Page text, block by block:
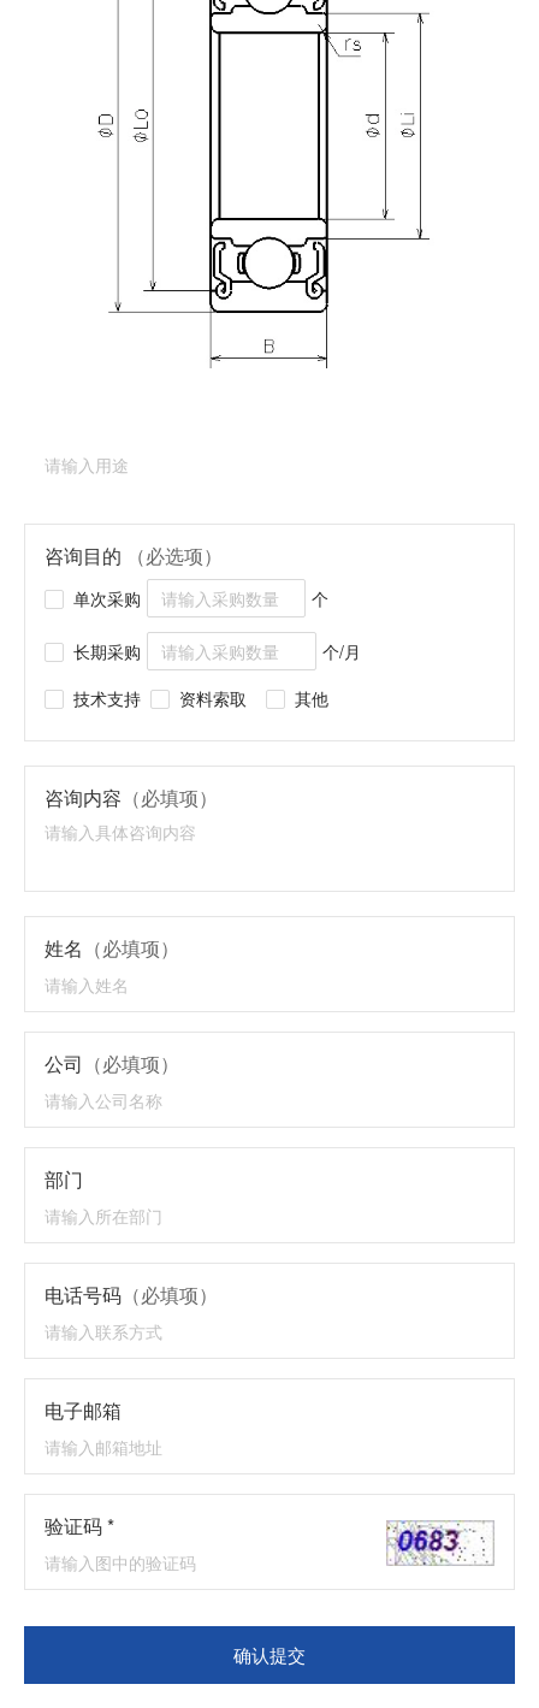
DDR-1980DD的详细信息？
请填写表格，与美蓓亚三美的产品专家取得联系。
深沟球轴承（基本型）产品型号：
咨询目的 （必选项）
单次采购 个
长期采购
个/月
技术支持
资料索取 其他
咨询内容 （必填项）
姓名 （必填项）
公司 （必填项）
部门
电话号码 （必填项）
电子邮箱
验证码 *
确认提交